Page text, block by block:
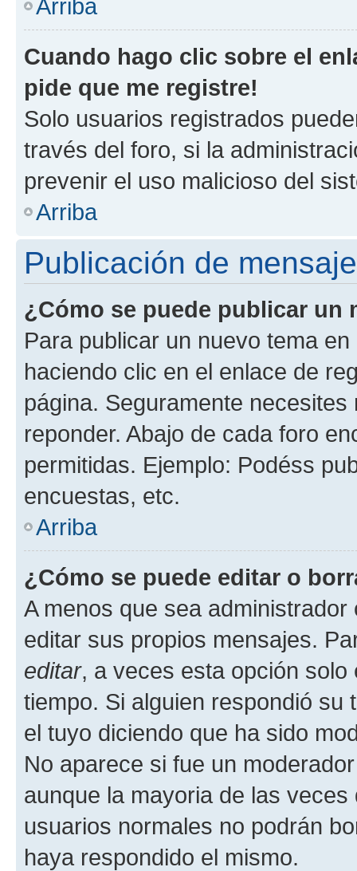
Arriba
Cuando hago clic sobre el
pide que me registre!
Solo usuarios registrados
través del foro, si la
prevenir el uso malicioso del
Arriba
Publicación de
¿Cómo se puede publicar un
Para publicar un nuevo tema
haciendo clic en el enlace de
página. Seguramente
reponder. Abajo de cada foro
permitidas. Ejemplo: Podéss
encuestas, etc.
Arriba
¿Cómo se puede editar o
A menos que sea
editar sus propios mensajes.
editar, a veces esta opción
tiempo. Si alguien respondió
el tuyo diciendo que ha sido
No aparece si fue un
aunque la mayoria de las
usuarios normales no podrán
haya respondido el mismo.